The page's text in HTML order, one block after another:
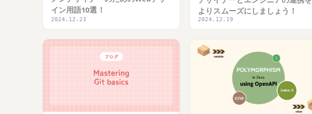
イン用語10選！
2024.12.23
よりスムーズにしましょう！
2024.12.19